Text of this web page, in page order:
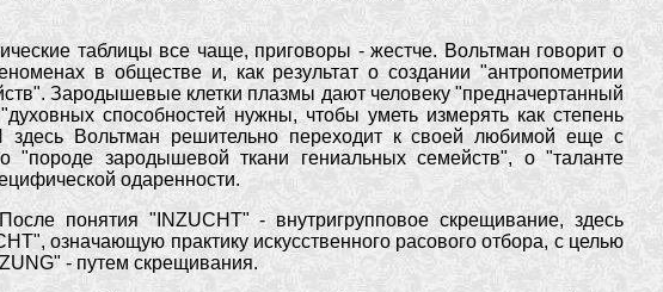
таблицы все чаще, приговоры - жестче. Вольтман говорит о
в обществе и, как результат о создании "антропометрии
Зародышевые клетки плазмы дают человеку "предначертанный
способностей нужны, чтобы уметь измерять как степень
Вольтман решительно переходит к своей любимой еще с
зародышевой ткани гениальных семейств", о "таланте
одаренности.
понятия "INZUCHT" - внутригрупповое скрещивание, здесь
означающую практику искусственного расового отбора, с целью
- путем скрещивания.